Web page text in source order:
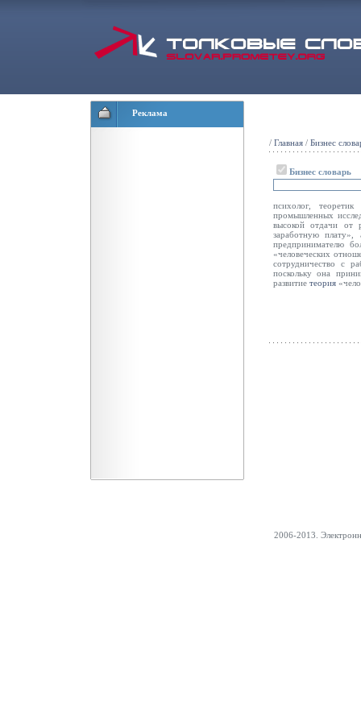
Реклама
/ Главная / Бизнес
Бизнес словарь
психолог,
промышленных
высокой отдачи от
заработную плату»,
предпринимателю
«человеческих
сотрудничество с
поскольку она
развитие теория
2006-2013.